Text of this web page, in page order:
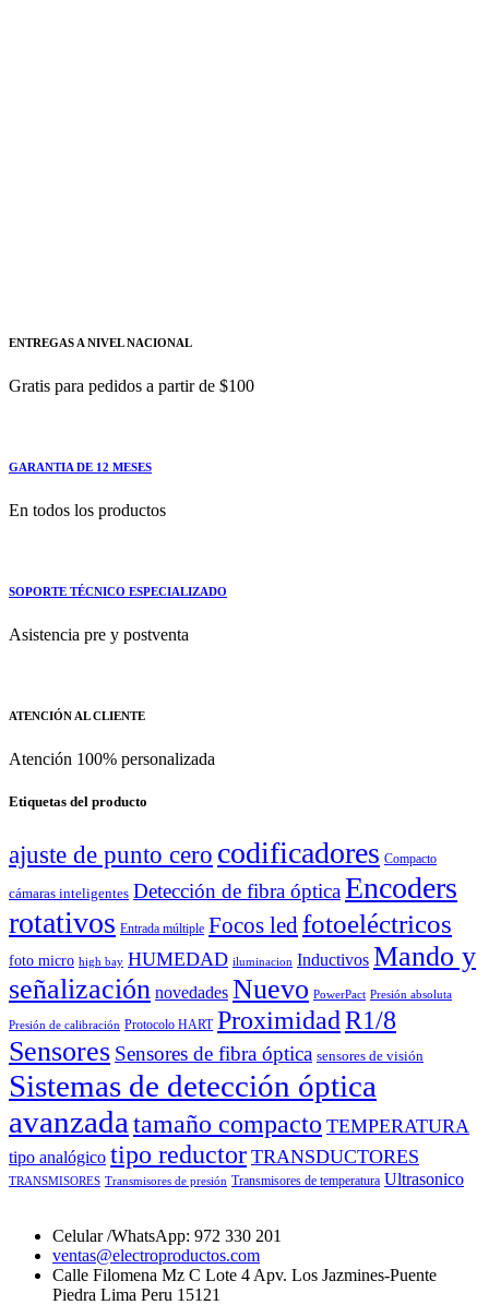
ENTREGAS A NIVEL NACIONAL
Gratis para pedidos a partir de $100
GARANTIA DE 12 MESES
En todos los productos
SOPORTE TÉCNICO ESPECIALIZADO
Asistencia pre y postventa
ATENCIÓN AL CLIENTE
Atención 100% personalizada
Etiquetas del producto
ajuste de punto cero codificadores Compacto
cámaras inteligentes Detección de fibra ópticaEncoders
rotativos Entrada múltiple Focos led fotoeléctricos
foto micro high bay HUMEDAD iluminacion Inductivos Mando y
señalización novedades Nuevo PowerPact Presión absoluta
Presión de calibración Protocolo HART ProximidadR1/8
Sensores Sensores de fibra óptica sensores de visión
Sistemas de detección óptica
avanzada tamaño compacto TEMPERATURA
tipo analógico tipo reductor TRANSDUCTORES
TRANSMISORES Transmisores de presión Transmisores de temperatura Ultrasonico
Celular /WhatsApp: 972 330 201
ventas@electroproductos.com
Calle Filomena Mz C Lote 4 Apv. Los Jazmines-Puente
Piedra Lima Peru 15121